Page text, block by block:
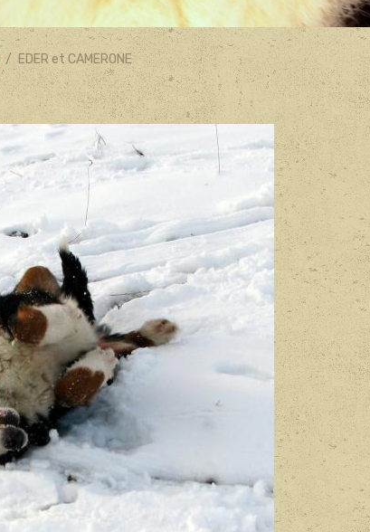
EDER et CAMERONE